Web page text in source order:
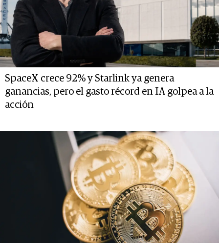
SpaceX crece 92% y Starlink ya genera
ganancias, pero el gasto récord en IA golpea a la
acción